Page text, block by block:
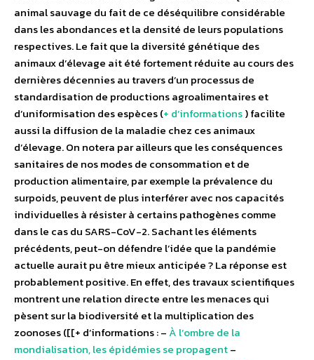
animal sauvage du fait de ce déséquilibre considérable
dans les abondances et la densité de leurs populations
respectives. Le fait que la diversité génétique des
animaux d’élevage ait été fortement réduite au cours des
dernières décennies au travers d’un processus de
standardisation de productions agroalimentaires et
d’uniformisation des espèces (+ d’informations) facilite
aussi la diffusion de la maladie chez ces animaux
d’élevage. On notera par ailleurs que les conséquences
sanitaires de nos modes de consommation et de
production alimentaire, par exemple la prévalence du
surpoids, peuvent de plus interférer avec nos capacités
individuelles à résister à certains pathogènes comme
dans le cas du SARS-CoV-2. Sachant les éléments
précédents, peut-on défendre l’idée que la pandémie
actuelle aurait pu être mieux anticipée ? La réponse est
probablement positive. En effet, des travaux scientifiques
montrent une relation directe entre les menaces qui
pèsent sur la biodiversité et la multiplication des
zoonoses ([[+ d’informations : –À l’ombre de la
mondialisation, les épidémies se propagent–